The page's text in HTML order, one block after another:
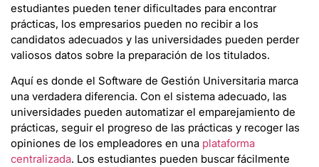
estudiantes pueden tener dificultades para encontrar
prácticas, los empresarios pueden no recibir a los
candidatos adecuados y las universidades pueden perder
valiosos datos sobre la preparación de los titulados.
Aquí es donde el Software de Gestión Universitaria marca
una verdadera diferencia. Con el sistema adecuado, las
universidades pueden automatizar el emparejamiento de
prácticas, seguir el progreso de las prácticas y recoger las
opiniones de los empleadores en una plataforma
centralizada. Los estudiantes pueden buscar fácilmente